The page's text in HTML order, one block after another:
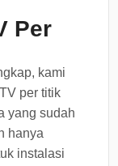
Per
kami
per titik
yang sudah
hanya
instalasi